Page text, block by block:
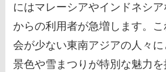
にはマレーシアやインドネシ
からの利用者が急増します。
会が少ない東南アジアの人々
景色や雪まつりが特別な魅力